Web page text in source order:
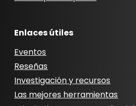
Enlaces útiles
Eventos
Reseñas
Investigación y recursos
Las mejores herramientas